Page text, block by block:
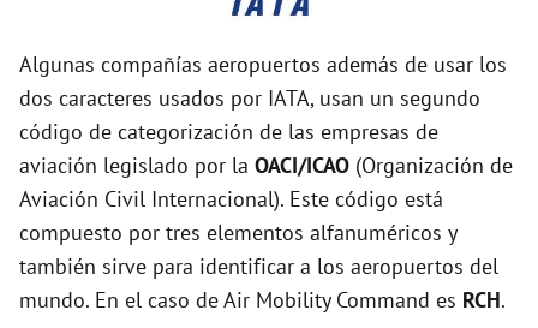
Algunas compañías aeropuertos además de usar los
dos caracteres usados por IATA, usan un segundo
código de categorización de las empresas de
aviación legislado por la OACI/ICAO (Organización de
Aviación Civil Internacional). Este código está
compuesto por tres elementos alfanuméricos y
también sirve para identificar a los aeropuertos del
mundo. En el caso de Air Mobility Command es RCH.